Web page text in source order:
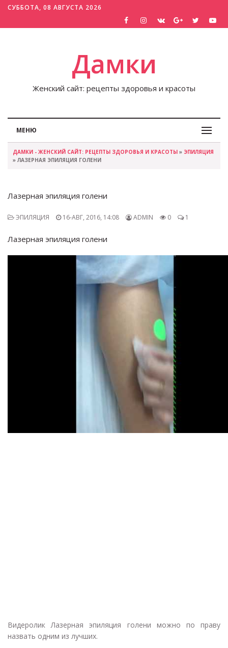
СУББОТА, 08 АВГУСТА 2026
Дамки
Женский сайт: рецепты здоровья и красоты
МЕНЮ
ДАМКИ - ЖЕНСКИЙ САЙТ: РЕЦЕПТЫ ЗДОРОВЬЯ И КРАСОТЫ » ЭПИЛЯЦИЯ
» ЛАЗЕРНАЯ ЭПИЛЯЦИЯ ГОЛЕНИ
Лазерная эпиляция голени
ЭПИЛЯЦИЯ 16-АВГ, 2016, 14:08 ADMIN 0 1
Лазерная эпиляция голени
Видеролик Лазерная эпиляция голени можно по праву
назвать одним из лучших.